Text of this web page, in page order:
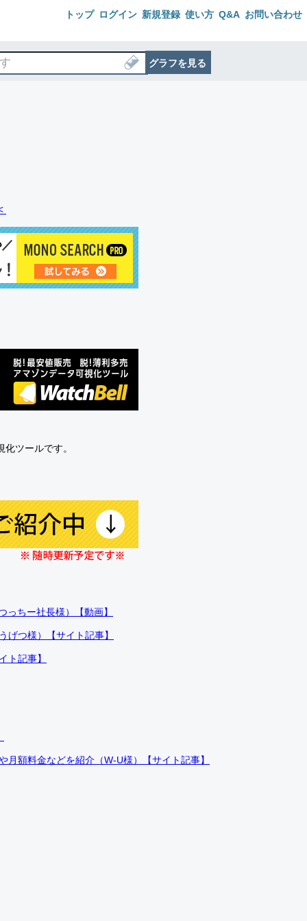
トップ ログイン 新規登録 使い方 Q&A お問い合わせ
グラフを見る
ツールです。
ちー社長様）【動画】
げつ様）【サイト記事】
ト記事】
額料金などを紹介（W-U様）【サイト記事】